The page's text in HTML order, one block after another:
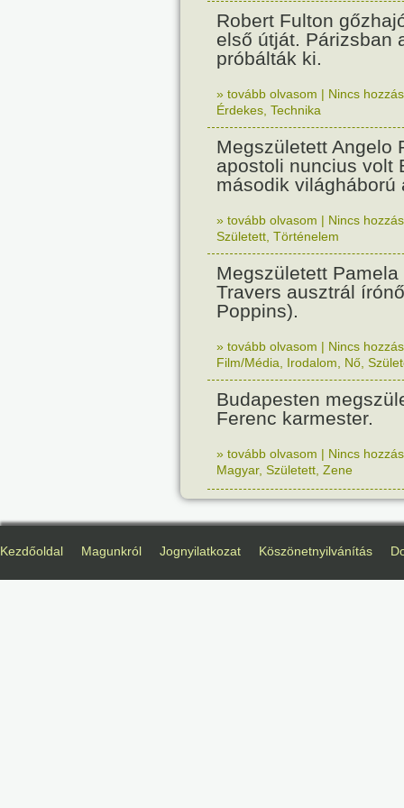
Robert Fulton
első útját. Párizsban
próbálták ki.
» tovább olvasom | Nincs
Érdekes Technika
Megszületett Angelo
apostoli nuncius volt
második világháború
» tovább olvasom | Nincs
Született Történelem
Megszületett Pamela
Travers ausztrál
Poppins).
» tovább olvasom | Nincs
Film/Média
Irodalom Nő
Budapesten
Ferenc karmester.
» tovább olvasom | Nincs
Magyar, Született Zene
Kezdőoldal Magunkról Jognyilatkozat Köszönetnyilvánítás